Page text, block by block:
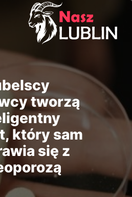
tworzą
który sam
się z